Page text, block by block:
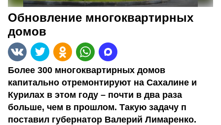
Обновление многоквартирных
домов
Более 300 многоквартирных домов
капитально отремонтируют на Сахалине и
Курилах в этом году – почти в два раза
больше, чем в прошлом. Такую задачу п
поставил губернатор Валерий Лимаренко.